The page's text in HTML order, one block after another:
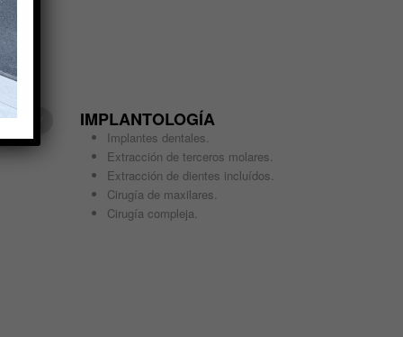
IMPLANTOLOGÍA
Implantes dentales.
Extracción de terceros molares.
Extracción de dientes incluídos.
Cirugía de maxilares.
Cirugía compleja.